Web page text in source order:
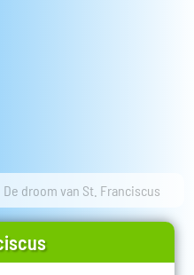
De droom van St. Franciscus